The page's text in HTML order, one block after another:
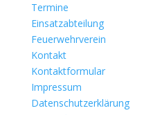
Termine
Einsatzabteilung
Feuerwehrverein
Kontakt
Kontaktformular
Impressum
Datenschutzerklärung